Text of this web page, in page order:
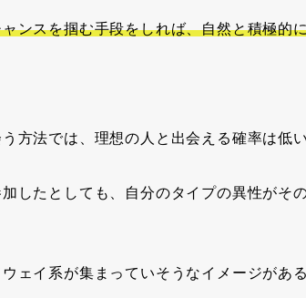
ンスを掴む手段をしれば、自然と積極的
方法では、理想の人と出会える確率は低い
したとしても、自分のタイプの異性がそ
ェイ系が集まっていそうなイメージがあ